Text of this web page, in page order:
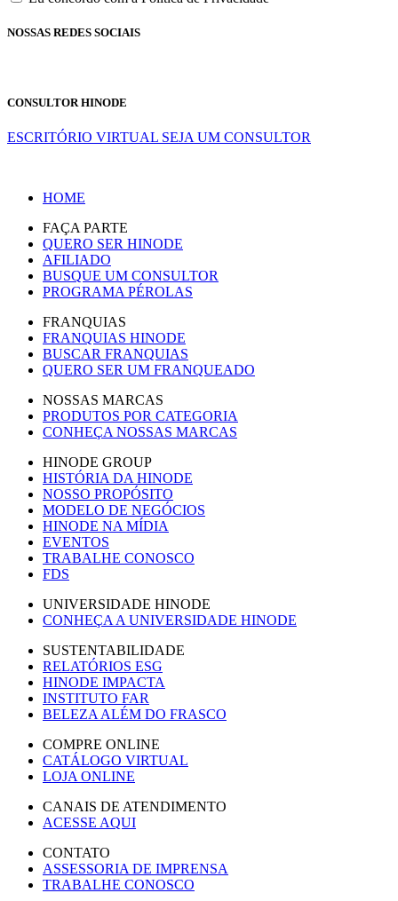
NOSSAS REDES SOCIAIS
CONSULTOR HINODE
ESCRITÓRIO VIRTUAL SEJA UM CONSULTOR
HOME
FAÇA PARTE
QUERO SER HINODE
AFILIADO
BUSQUE UM CONSULTOR
PROGRAMA PÉROLAS
FRANQUIAS
FRANQUIAS HINODE
BUSCAR FRANQUIAS
QUERO SER UM FRANQUEADO
NOSSAS MARCAS
PRODUTOS POR CATEGORIA
CONHEÇA NOSSAS MARCAS
HINODE GROUP
HISTÓRIA DA HINODE
NOSSO PROPÓSITO
MODELO DE NEGÓCIOS
HINODE NA MÍDIA
EVENTOS
TRABALHE CONOSCO
FDS
UNIVERSIDADE HINODE
CONHEÇA A UNIVERSIDADE HINODE
SUSTENTABILIDADE
RELATÓRIOS ESG
HINODE IMPACTA
INSTITUTO FAR
BELEZA ALÉM DO FRASCO
COMPRE ONLINE
CATÁLOGO VIRTUAL
LOJA ONLINE
CANAIS DE ATENDIMENTO
ACESSE AQUI
CONTATO
ASSESSORIA DE IMPRENSA
TRABALHE CONOSCO